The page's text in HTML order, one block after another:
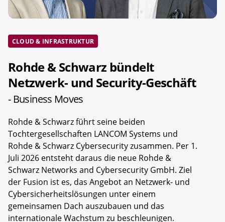
CLOUD & INFRASTRUKTUR
Rohde & Schwarz bündelt
Netzwerk- und Security-Geschäft
- Business Moves
Rohde & Schwarz führt seine beiden
Tochtergesellschaften LANCOM Systems und
Rohde & Schwarz Cybersecurity zusammen. Per 1.
Juli 2026 entsteht daraus die neue Rohde &
Schwarz Networks and Cybersecurity GmbH. Ziel
der Fusion ist es, das Angebot an Netzwerk- und
Cybersicherheitslösungen unter einem
gemeinsamen Dach auszubauen und das
internationale Wachstum zu beschleunigen.